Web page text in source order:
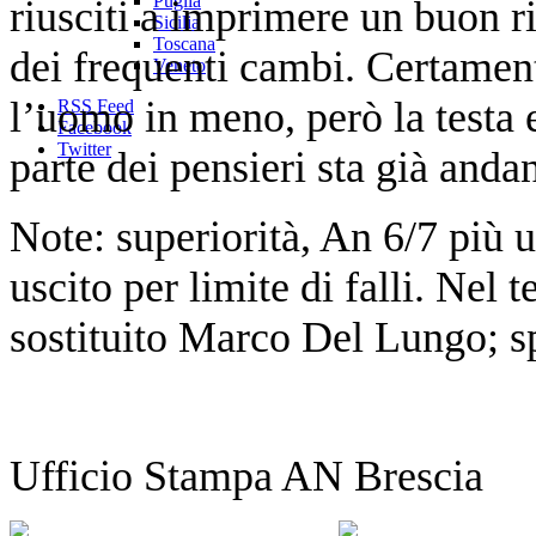
Sicilia
Toscana
Veneto
RSS Feed
Facebook
Twitter
riusciti a imprimere un buon
dei frequenti cambi.
l’uomo in meno, però la
parte dei pensieri sta già
Note: superiorità, An 6/7 più
uscito per limite di falli. Nel
sostituito Marco Del Lungo;
Ufficio Stampa AN Brescia